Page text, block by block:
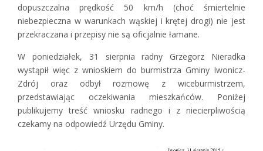
dopuszczalna prędkość 50 km/h (choć śmiertelnie
niebezpieczna w warunkach wąskiej i krętej drogi) nie jest
przekraczana i przepisy nie są oficjalnie łamane.
W poniedziałek, 31 sierpnia radny Grzegorz Nieradka
wystąpił więc z wnioskiem do burmistrza Gminy Iwonicz-
Zdrój oraz odbył rozmowę z wiceburmistrzem,
przedstawiając oczekiwania mieszkańców. Poniżej
publikujemy treść wniosku radnego i z niecierpliwością
czekamy na odpowiedź Urzędu Gminy.